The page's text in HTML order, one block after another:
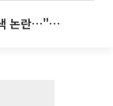
김희철, '뒤집힌 태극기' 지적 후 정치색 논란…"좌우 떠나 우리나라 국기"